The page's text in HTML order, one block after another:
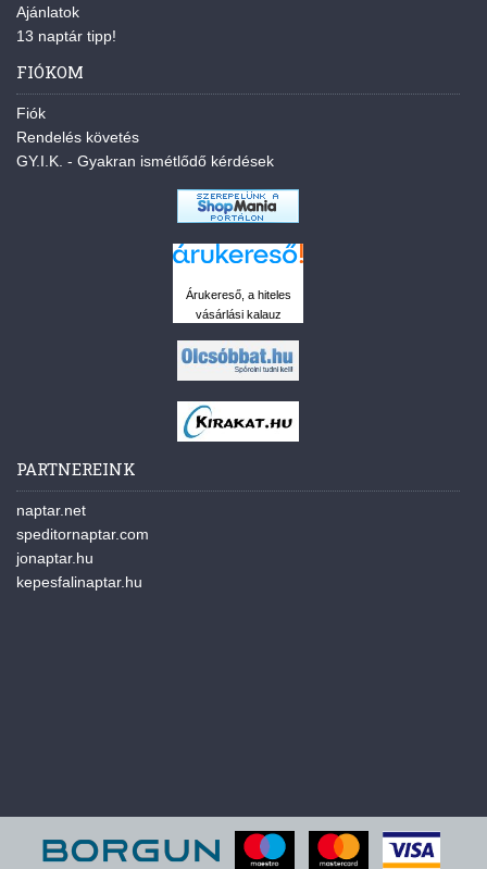
Ajánlatok
13 naptár tipp!
FIÓKOM
Fiók
Rendelés követés
GY.I.K. - Gyakran ismétlődő kérdések
Árukereső, a hiteles
vásárlási kalauz
PARTNEREINK
naptar.net
speditornaptar.com
jonaptar.hu
kepesfalinaptar.hu